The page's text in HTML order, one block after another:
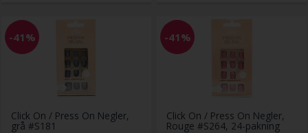
-41%
Click On / Press On Negler,
grå #S181
-41%
Click On / Press On Negler,
Rouge #S264, 24-pakning